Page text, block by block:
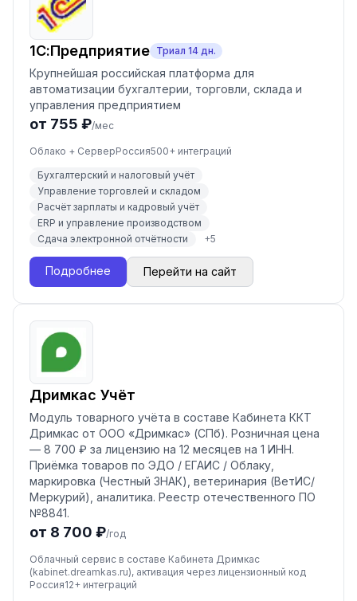
1С:Предприятие Триал 14 дн.
Крупнейшая российская платформа для
автоматизации бухгалтерии, торговли, склада и
управления предприятием
от 755 ₽/мес
Облако + СерверРоссия500+ интеграций
Бухгалтерский и налоговый учёт
Управление торговлей и складом
Расчёт зарплаты и кадровый учёт
ERP и управление производством
Сдача электронной отчётности
+5
Подробнее Перейти на сайт
Дримкас Учёт
Модуль товарного учёта в составе Кабинета ККТ
Дримкас от ООО «Дримкас» (СПб). Розничная цена
— 8 700 ₽ за лицензию на 12 месяцев на 1 ИНН.
Приёмка товаров по ЭДО / ЕГАИС / Облаку,
маркировка (Честный ЗНАК), ветеринария (ВетИС/
Меркурий), аналитика. Реестр отечественного ПО
№8841.
от 8 700 ₽/год
Облачный сервис в составе Кабинета Дримкас
(kabinet.dreamkas.ru), активация через лицензионный код
Россия12+ интеграций